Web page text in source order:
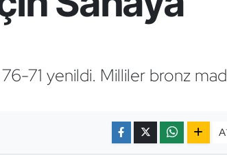
76-71 yenildi. Milliler bronz
A